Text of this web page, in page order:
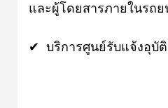
และผู้โดยสารภายในรถย
✔ บริการศูนย์รับแจ้งอุบั